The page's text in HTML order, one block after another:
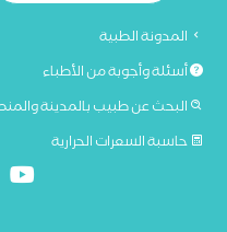
المدونة الطبية
أسئلة وأجوبة من الأطباء
البحث عن طبيب بالمدينة
حاسبة السعرات الحرارية